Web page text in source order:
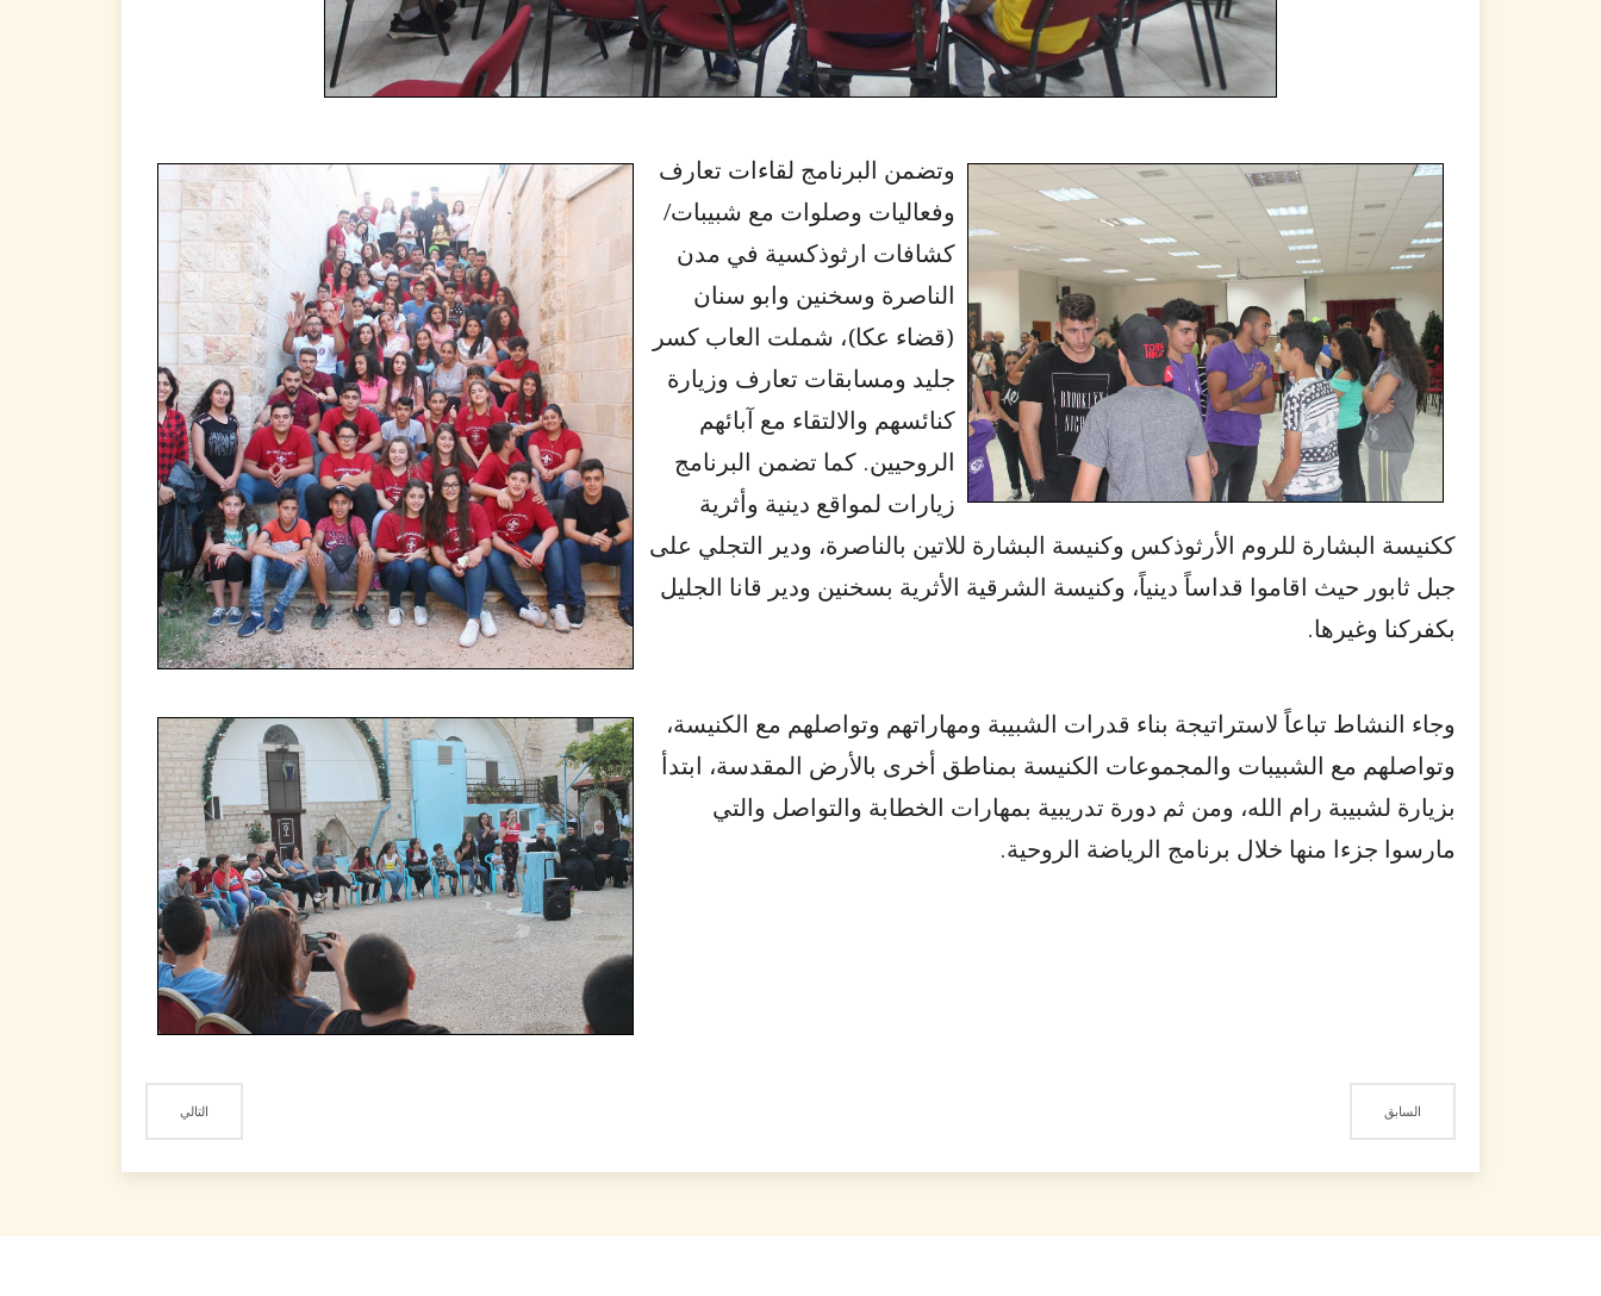
وتضمن البرنامج لقاءات تعارف
وفعاليات وصلوات مع شبيبات/
كشافات ارثوذكسية في مدن
الناصرة وسخنين وابو سنان
(قضاء عكا)، شملت العاب كسر
جليد ومسابقات تعارف وزيارة
كنائسهم والالتقاء مع آبائهم
الروحيين. كما تضمن البرنامج
زيارات لمواقع دينية وأثرية
ككنيسة البشارة للروم الأرثوذكس وكنيسة البشارة للاتين بالناصرة، ودير التجلي على
جبل ثابور حيث اقاموا قداساً دينياً، وكنيسة الشرقية الأثرية بسخنين ودير قانا الجليل
بكفركنا وغيرها.
وجاء النشاط تباعاً لاستراتيجة بناء قدرات الشبيبة ومهاراتهم وتواصلهم مع الكنيسة،
وتواصلهم مع الشبيبات والمجموعات الكنيسة بمناطق أخرى بالأرض المقدسة، ابتدأ
بزيارة لشبيبة رام الله، ومن ثم دورة تدريبية بمهارات الخطابة والتواصل والتي
مارسوا جزءا منها خلال برنامج الرياضة الروحية.
السابق التالي